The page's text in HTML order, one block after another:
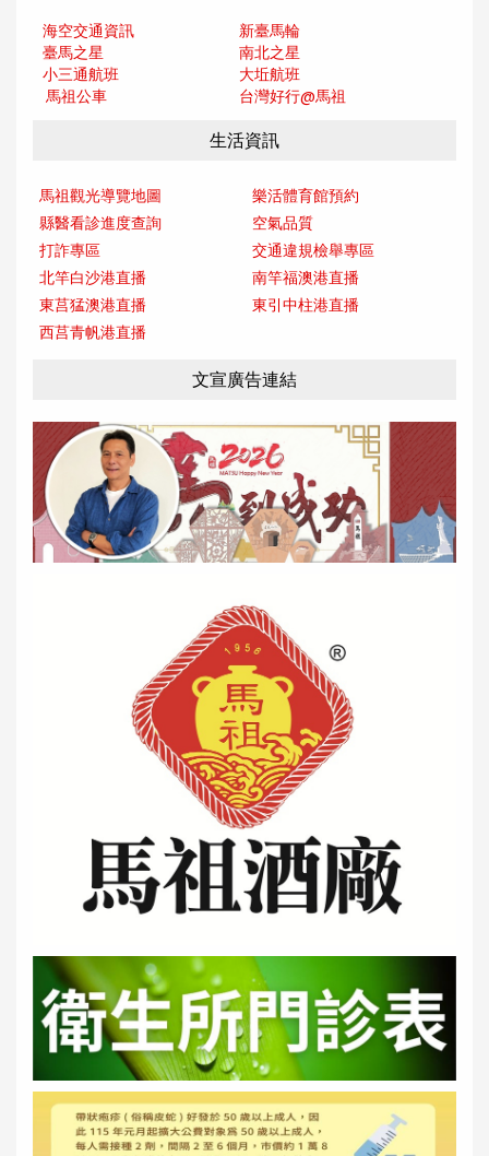
海空交通資訊
新臺馬輪
臺馬之星
南北之星
小三通航班
大坵航班
馬祖公車
台灣好行@馬祖
生活資訊
馬祖觀光導覽地圖
樂活體育館預約
縣醫看診進度查詢
空氣品質
打詐專區
交通違規檢舉專區
北竿白沙港直播
南竿福澳港直播
東莒猛澳港直播
東引中柱港直播
西莒青帆港直播
文宣廣告連結